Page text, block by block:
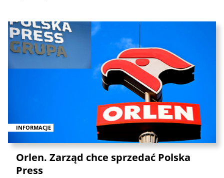
INFORMACJE
Orlen. Zarząd chce sprzedać Polska
Press